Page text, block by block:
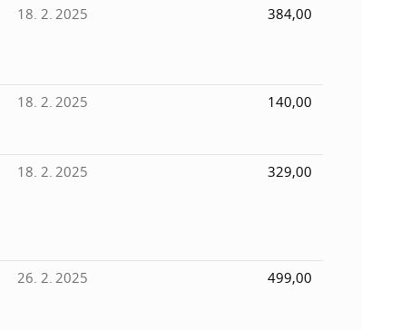
18. 2. 2025 384,00
18. 2. 2025 140,00
18. 2. 2025 329,00
26. 2. 2025 499,00